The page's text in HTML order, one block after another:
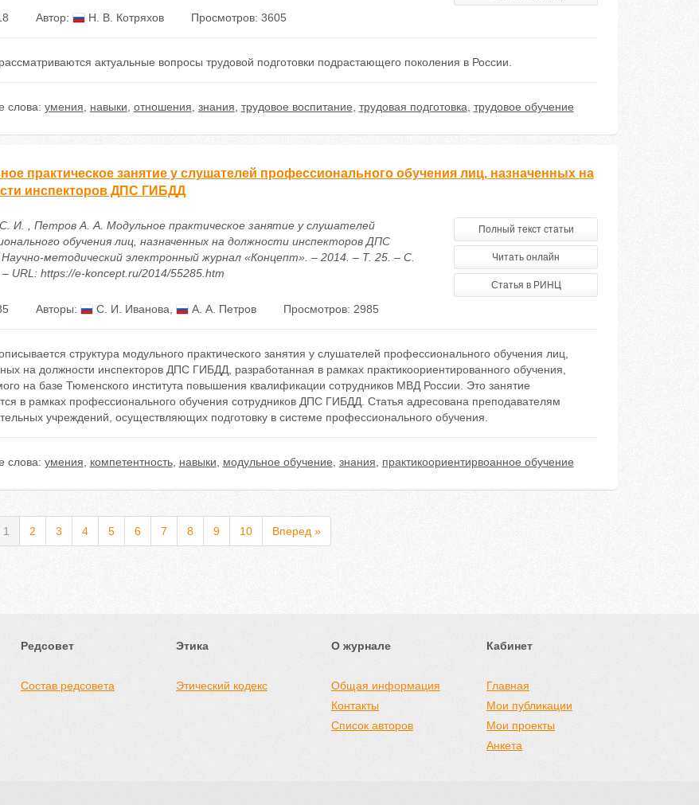
Автор: Н. В. Котряхов Просмотров: 3605
актуальные вопросы трудовой подготовки подрастающего поколения в России.
слова: умения навыки отношения знания трудовое воспитание трудовая подготовка трудовое обучение
практическое занятие у слушателей профессионального обучения лиц, назначенных на
инспекторов ДПС ГИБДД
И. , Петров А. А. Модульное практическое занятие у слушателей
обучения лиц, назначенных на должности инспекторов ДПС
методический электронный журнал «Концепт». – 2014. – Т. 25. – С.
URL: https://e-koncept.ru/2014/55285.htm
Полный текст статьи
Читать онлайн
Статья в РИНЦ
Авторы: С. И. Иванова А. А. Петров Просмотров: 2985
структура модульного практического занятия у слушателей профессионального обучения лиц,
на должности инспекторов ДПС ГИБДД, разработанная в рамках практикоориентированного обучения,
на базе Тюменского института повышения квалификации сотрудников МВД России. Это занятие
в рамках профессионального обучения сотрудников ДПС ГИБДД. Статья адресована преподавателям
учреждений, осуществляющих подготовку в системе профессионального обучения.
слова: умения компетентность, навыки модульное обучение знания практикоориентирвоанное обучение
1 2 3 4 5 6 7 8 9 10 Вперед »
Редсовет
Состав редсовета
Этика
Этический кодекс
О журнале
Общая информация
Контакты
Список авторов
Кабинет
Главная
Мои публикации
Мои проекты
Анкета